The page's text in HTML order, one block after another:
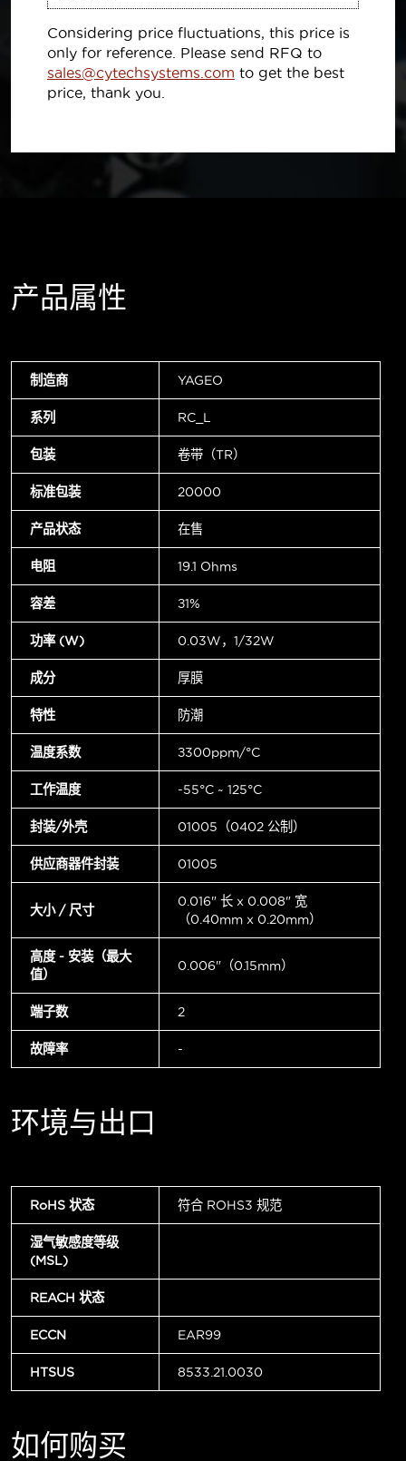
Considering price fluctuations, this price is
only for reference. Please send RFQ to
sales@cytechsystems.com to get the best
price, thank you.
产品属性
制造商 YAGEO
系列 RC_L
包装 卷带（TR）
标准包装 20000
产品状态 在售
电阻 19.1 Ohms
容差 ±1%
功率 (W) 0.03W，1/32W
成分 厚膜
特性 防潮
温度系数 ±300ppm/°C
工作温度 -55°C ~ 125°C
封装/外壳 01005（0402 公制）
供应商器件封装 01005
大小 / 尺寸
0.016" 长 x 0.008" 宽
（0.40mm x 0.20mm）
高度 - 安装（最大
值）
0.006"（0.15mm）
端子数 2
故障率 -
环境与出口
RoHS 状态 符合 ROHS3 规范
湿气敏感度等级
(MSL)
REACH 状态
ECCN EAR99
HTSUS 8533.21.0030
如何购买